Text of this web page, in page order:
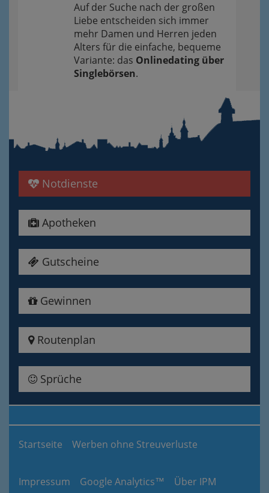
Auf der Suche nach der großen
Liebe entscheiden sich immer
mehr Damen und Herren jeden
Alters für die einfache, bequeme
Variante: das Onlinedating über
Singlebörsen.
Notdienste
Apotheken
Gutscheine
Gewinnen
Routenplan
Sprüche
Startseite Werben ohne Streuverluste
Impressum Google Analytics™ Über IPM